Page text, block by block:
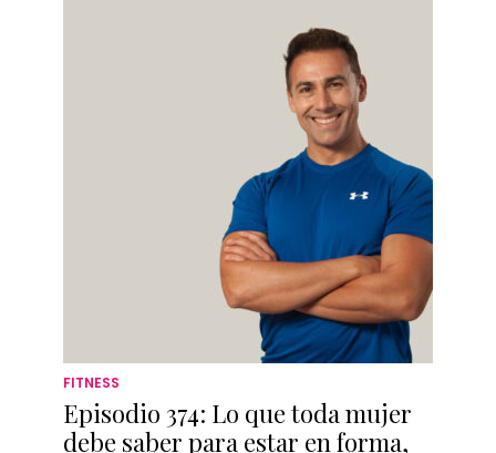
FITNESS
Episodio 374: Lo que toda mujer
debe saber para estar en forma,